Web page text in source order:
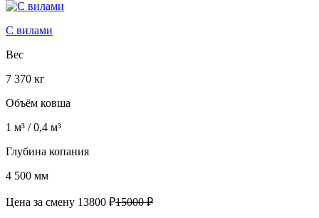
С вилами
Вес
7 370 кг
Объём ковша
1 м³ / 0,4 м³
Глубина копания
4 500 мм
Цена за смену 13800 ₽15000 ₽